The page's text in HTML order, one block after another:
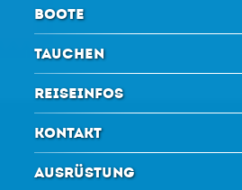
BOOTE
TAUCHEN
REISEINFOS
KONTAKT
AUSRÜSTUNG